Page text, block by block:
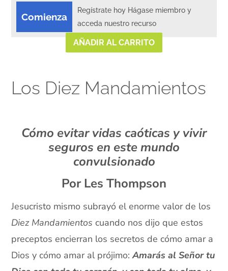
Comienza
Regístrate hoy Hágase miembro y
acceda nuestro recurso
AÑADIR AL CARRITO
Los Diez Mandamientos
Cómo evitar vidas caóticas y vivir
seguros en este mundo
convulsionado
Por Les Thompson
Jesucristo mismo subrayó el enorme valor de los
Diez Mandamientoscuando nos dijo que estos
preceptos encierran los secretos de cómo amar a
Dios y cómo amar al prójimo:Amarás al Señor tu